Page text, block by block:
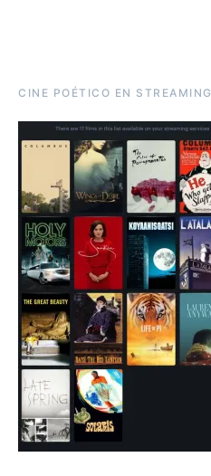
CINE POÉTICO EN STREAMING